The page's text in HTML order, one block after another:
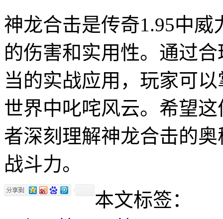
神龙合击是传奇1.95中
的伤害和实用性。通过
当的实战应用，玩家可
世界中叱咤风云。希望
者深刻理解神龙合击的
战斗力。
本文标签：